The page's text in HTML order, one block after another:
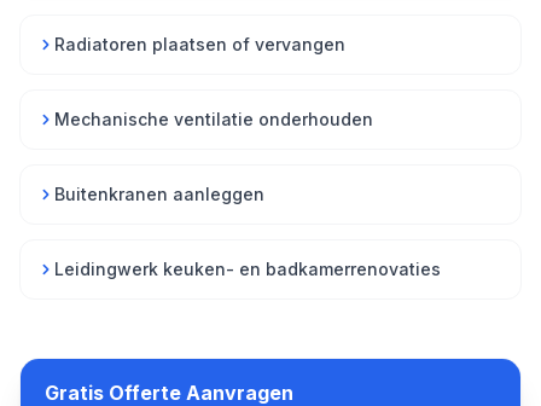
Radiatoren plaatsen of vervangen
Mechanische ventilatie onderhouden
Buitenkranen aanleggen
Leidingwerk keuken- en badkamerrenovaties
Gratis Offerte Aanvragen